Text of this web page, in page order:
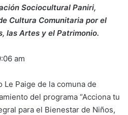
Sociocultural Paniri,
Cultura Comunitaria por el
las Artes y el Patrimonio.
am
Le Paige de la comuna de
del programa “Acciona tu
para el Bienestar de Niños,